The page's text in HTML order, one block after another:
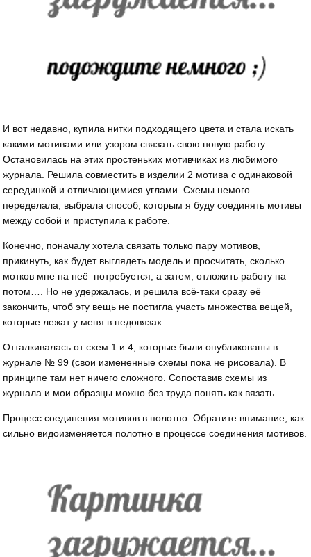
И вот недавно, купила нитки подходящего цвета и стала искать
какими мотивами или узором связать свою новую работу.
Остановилась на этих простеньких мотивчиках из любимого
журнала. Решила совместить в изделии 2 мотива с одинаковой
серединкой и отличающимися углами. Схемы немого
переделала, выбрала способ, которым я буду соединять мотивы
между собой и приступила к работе.
Конечно, поначалу хотела связать только пару мотивов,
прикинуть, как будет выглядеть модель и просчитать, сколько
мотков мне на неё потребуется, а затем, отложить работу на
потом…. Но не удержалась, и решила всё-таки сразу её
закончить, чтоб эту вещь не постигла участь множества вещей,
которые лежат у меня в недовязах.
Отталкивалась от схем 1 и 4, которые были опубликованы в
журнале № 99 (свои измененные схемы пока не рисовала). В
принципе там нет ничего сложного. Сопоставив схемы из
журнала и мои образцы можно без труда понять как вязать.
Процесс соединения мотивов в полотно. Обратите внимание, как
сильно видоизменяется полотно в процессе соединения мотивов.